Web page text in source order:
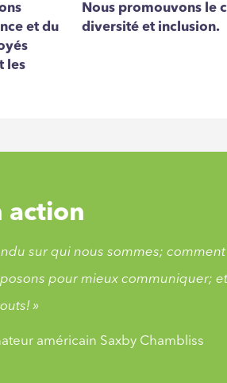
et du
les
Nous promouvons le
diversité et inclusion.
action
sur qui nous sommes; comment
pour mieux communiquer; et
»
américain Saxby Chambliss